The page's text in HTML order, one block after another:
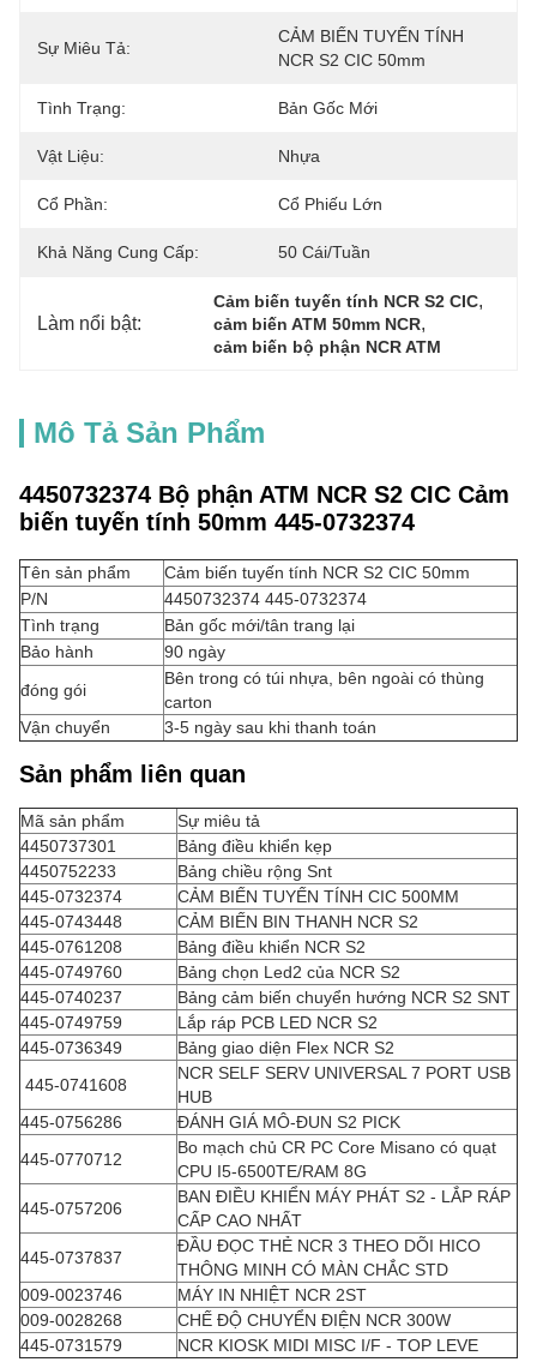
Sự Miêu Tả:
CẢM BIẾN TUYẾN TÍNH
NCR S2 CIC 50mm
Tình Trạng: Bản Gốc Mới
Vật Liệu: Nhựa
Cổ Phần: Cổ Phiếu Lớn
Khả Năng Cung Cấp: 50 Cái/tuần
Làm nổi bật:
Cảm biến tuyến tính NCR S2 CIC,
cảm biến ATM 50mm NCR,
cảm biến bộ phận NCR ATM
Mô Tả Sản Phẩm
4450732374 Bộ phận ATM NCR S2 CIC Cảm
biến tuyến tính 50mm 445-0732374
Tên sản phẩm
Cảm biến tuyến tính NCR S2 CIC 50mm
P/N
4450732374 445-0732374
Tình trạng
Bản gốc mới/tân trang lại
Bảo hành
90 ngày
đóng gói
Bên trong có túi nhựa, bên ngoài có thùng
carton
Vận chuyển
3-5 ngày sau khi thanh toán
Sản phẩm liên quan
Mã sản phẩm
Sự miêu tả
4450737301
Bảng điều khiển kẹp
4450752233
Bảng chiều rộng Snt
445-0732374
CẢM BIẾN TUYẾN TÍNH CIC 500MM
445-0743448
CẢM BIẾN BIN THANH NCR S2
445-0761208
Bảng điều khiển NCR S2
445-0749760
Bảng chọn Led2 của NCR S2
445-0740237
Bảng cảm biến chuyển hướng NCR S2 SNT
445-0749759
Lắp ráp PCB LED NCR S2
445-0736349
Bảng giao diện Flex NCR S2
445-0741608
NCR SELF SERV UNIVERSAL 7 PORT USB
HUB
445-0756286
ĐÁNH GIÁ MÔ-ĐUN S2 PICK
445-0770712
Bo mạch chủ CR PC Core Misano có quạt
CPU I5-6500TE/RAM 8G
445-0757206
BAN ĐIỀU KHIỂN MÁY PHÁT S2 - LẮP RÁP
CẤP CAO NHẤT
445-0737837
ĐẦU ĐỌC THẺ NCR 3 THEO DÕI HICO
THÔNG MINH CÓ MÀN CHẮC STD
009-0023746
MÁY IN NHIỆT NCR 2ST
009-0028268
CHẾ ĐỘ CHUYỂN ĐIỆN NCR 300W
445-0731579
NCR KIOSK MIDI MISC I/F - TOP LEVE